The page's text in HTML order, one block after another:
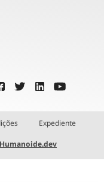
Expediente
Humanoide.dev